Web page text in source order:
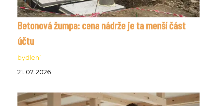
Betonová žumpa: cena nádrže je ta menší část
účtu
bydlení
21. 07. 2026